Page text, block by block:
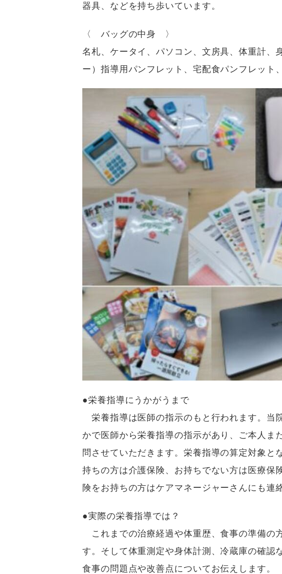
器具、などを持ち歩いています。
〈 バッグの中身 〉
名札、ケータイ、パソコン、文房具、体重計、
ー）指導用パンフレット、宅配食パンフレット
●栄養指導にうかがうまで
栄養指導は医師の指示のもと行われます。当
かで医師から栄養指導の指示があり、ご本人ま
問させていただきます。栄養指導の算定対象と
持ちの方は介護保険、お持ちでない方は医療保
険をお持ちの方はケアマネージャーさんにも連
●実際の栄養指導では？
これまでの治療経過や体重歴、食事の準備の
す。そして体重測定や身体計測、冷蔵庫の確認
食事の問題点や改善点についてお伝えします。